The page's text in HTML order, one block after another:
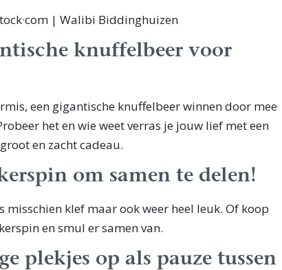
| Walibi Biddinghuizen
knuffelbeer voor
een gigantische knuffelbeer winnen door mee
het en wie weet verras je jouw lief met een
en zacht cadeau.
om samen te delen!
misschien klef maar ook weer heel leuk. Of koop
en smul er samen van.
plekjes op als pauze tussen